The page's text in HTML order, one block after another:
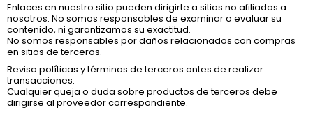
Enlaces en nuestro sitio pueden dirigirte a sitios no afiliados a
nosotros. No somos responsables de examinar o evaluar su
contenido, ni garantizamos su exactitud.
No somos responsables por daños relacionados con compras
en sitios de terceros.
Revisa políticas y términos de terceros antes de realizar
transacciones.
Cualquier queja o duda sobre productos de terceros debe
dirigirse al proveedor correspondiente.